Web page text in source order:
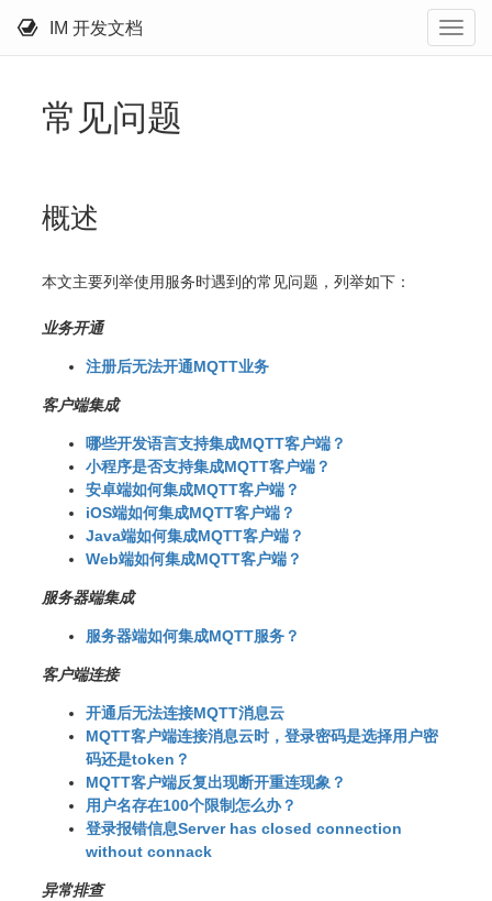
IM 开发文档
常见问题
概述
本文主要列举使用服务时遇到的常见问题，列举如下：
业务开通
注册后无法开通MQTT业务
客户端集成
哪些开发语言支持集成MQTT客户端？
小程序是否支持集成MQTT客户端？
安卓端如何集成MQTT客户端？
iOS端如何集成MQTT客户端？
Java端如何集成MQTT客户端？
Web端如何集成MQTT客户端？
服务器端集成
服务器端如何集成MQTT服务？
客户端连接
开通后无法连接MQTT消息云
MQTT客户端连接消息云时，登录密码是选择用户密
码还是token？
MQTT客户端反复出现断开重连现象？
用户名存在100个限制怎么办？
登录报错信息Server has closed connection
without connack
异常排查